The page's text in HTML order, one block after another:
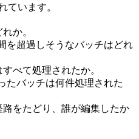
ています。
か。
を超過しそうなバッチはどれ
べて処理されたか。
たバッチは何件処理された
をたどり、誰が編集したか